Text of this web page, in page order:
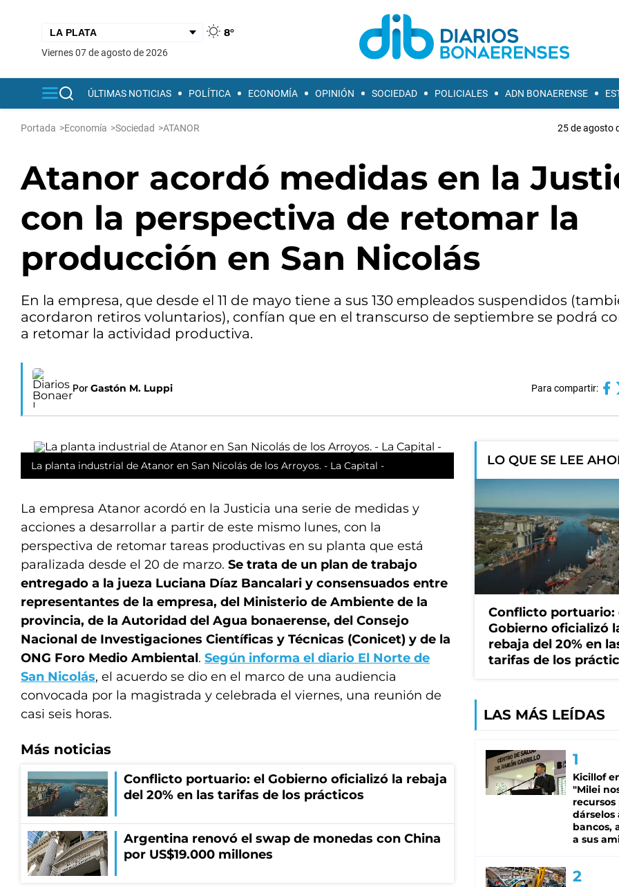
8°
viernes 07 de agosto de 2026
ÚLTIMAS NOTICIAS POLÍTICA ECONOMÍA OPINIÓN SOCIEDAD POLICIALES ADN BONAERENSE
Portada >Economía >Sociedad >ATANOR 25 de agosto
Atanor acordó medidas en la
con la perspectiva de retomar la
producción en San Nicolás
En la empresa, que desde el 11 de mayo tiene a sus 130 empleados suspendidos
acordaron retiros voluntarios), confían que en el transcurso de septiembre se podrá
a retomar la actividad productiva.
Por Gastón M. Luppi Para compartir:
La planta industrial de Atanor en San Nicolás de los Arroyos. - La Capital -
La empresa Atanor acordó en la Justicia una serie de medidas y
acciones a desarrollar a partir de este mismo lunes, con la
perspectiva de retomar tareas productivas en su planta que está
paralizada desde el 20 de marzo. Se trata de un plan de trabajo
entregado a la jueza Luciana Díaz Bancalari y consensuados entre
representantes de la empresa, del Ministerio de Ambiente de la
provincia, de la Autoridad del Agua bonaerense, del Consejo
Nacional de Investigaciones Científicas y Técnicas (Conicet) y de la
ONG Foro Medio Ambiental. Según informa el diario El Norte de
San Nicolás, el acuerdo se dio en el marco de una audiencia
convocada por la magistrada y celebrada el viernes, una reunión de
casi seis horas.
Más noticias
Conflicto portuario: el Gobierno oficializó la rebaja
del 20% en las tarifas de los prácticos
Argentina renovó el swap de monedas con China
por US$19.000 millones
LO QUE SE LEE
Conflicto portuario:
Gobierno oficializó
rebaja del 20% en
tarifas de los
LAS MÁS LEÍDAS
Kicillof
"Milei
recursos
dárselos
bancos,
a sus